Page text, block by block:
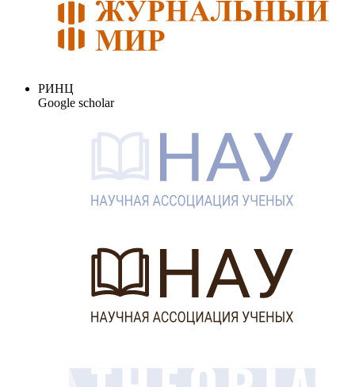
РИНЦ
Google scholar